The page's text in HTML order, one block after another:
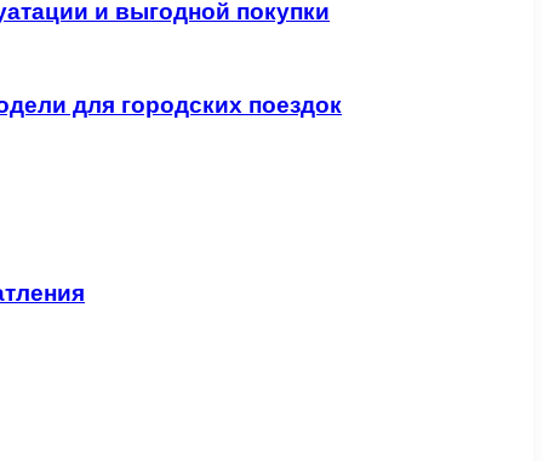
и выгодной покупки
для городских поездок